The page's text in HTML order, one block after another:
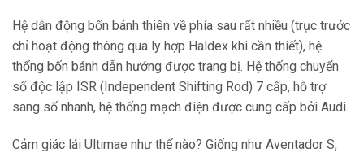
Hệ dẫn động bốn bánh thiên về phía sau rất nhiều (trục trước
chỉ hoạt động thông qua ly hợp Haldex khi cần thiết), hệ
thống bốn bánh dẫn hướng được trang bị. Hệ thống chuyển
số độc lập ISR (Independent Shifting Rod) 7 cấp, hỗ trợ
sang số nhanh, hệ thống mạch điện được cung cấp bởi Audi.
Cảm giác lái Ultimae như thế nào? Giống như Aventador S,